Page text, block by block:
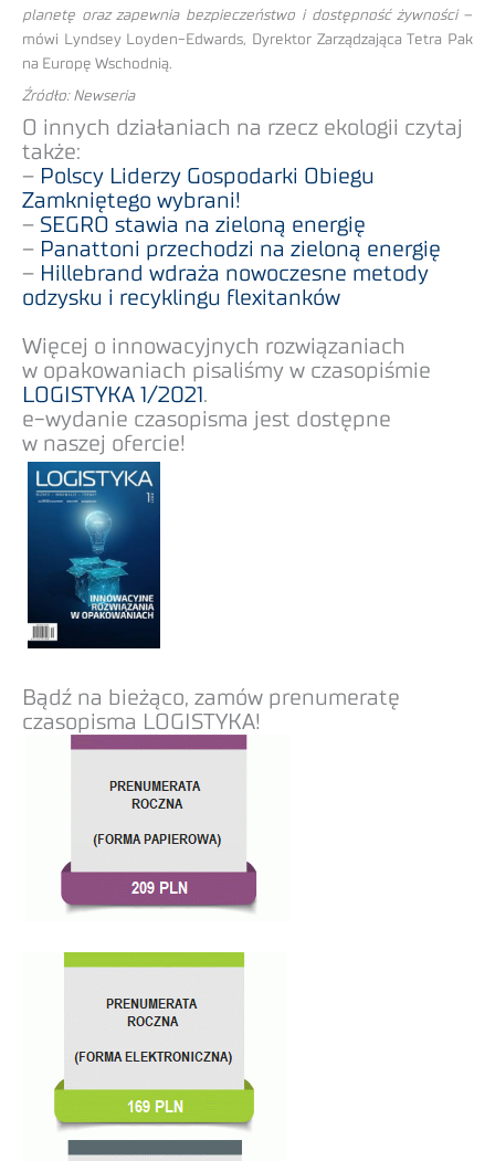
planetę oraz zapewnia bezpieczeństwo i dostępność żywności–
mówi Lyndsey Loyden-Edwards, Dyrektor Zarządzająca Tetra Pak
na Europę Wschodnią.
Źródło: Newseria
O innych działaniach na rzecz ekologii czytaj
także:
– Polscy Liderzy Gospodarki Obiegu
Zamkniętego wybrani!
– SEGRO stawia na zieloną energię
– Panattoni przechodzi na zieloną energię
– Hillebrand wdraża nowoczesne metody
odzysku i recyklingu flexitanków
Więcej o innowacyjnych rozwiązaniach
w opakowaniach pisaliśmy w czasopiśmie
LOGISTYKA 1/2021 .
e-wydanie czasopisma jest dostępne
w naszej ofercie!
Bądź na bieżąco, zamów prenumeratę
czasopisma LOGISTYKA!